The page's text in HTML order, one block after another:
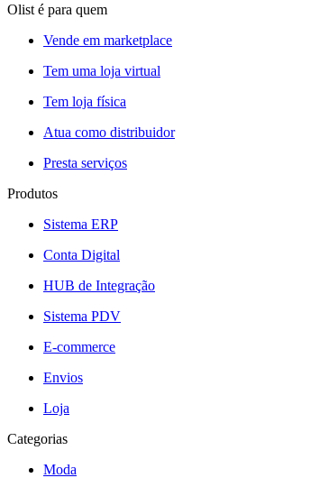
Olist é para quem
Vende em marketplace
Tem uma loja virtual
Tem loja física
Atua como distribuidor
Presta serviços
Produtos
Sistema ERP
Conta Digital
HUB de Integração
Sistema PDV
E-commerce
Envios
Loja
Categorias
Moda